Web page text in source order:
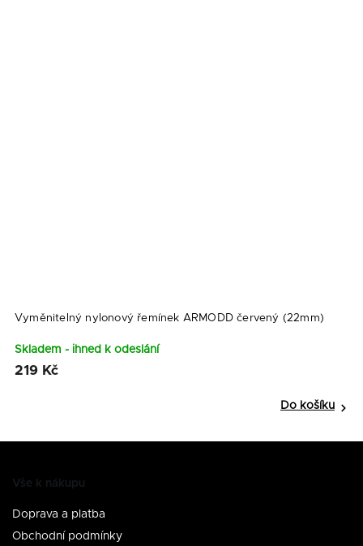
Vyměnitelný nylonový řemínek ARMODD červený (22mm)
Skladem - ihned k odeslání
219 Kč
Do košíku
Vše k nákupu
Doprava a platba
Obchodní podmínky